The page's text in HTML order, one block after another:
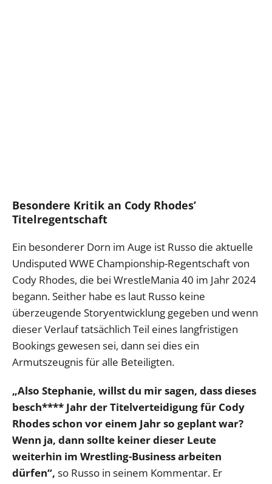
Besondere Kritik an Cody Rhodes’
Titelregentschaft
Ein besonderer Dorn im Auge ist Russo die aktuelle
Undisputed WWE Championship-Regentschaft von
Cody Rhodes, die bei WrestleMania 40 im Jahr 2024
begann. Seither habe es laut Russo keine
überzeugende Storyentwicklung gegeben und wenn
dieser Verlauf tatsächlich Teil eines langfristigen
Bookings gewesen sei, dann sei dies ein
Armutszeugnis für alle Beteiligten.
„Also Stephanie, willst du mir sagen, dass dieses
besch**** Jahr der Titelverteidigung für Cody
Rhodes schon vor einem Jahr so geplant war?
Wenn ja, dann sollte keiner dieser Leute
weiterhin im Wrestling-Business arbeiten
dürfen“, so Russo in seinem Kommentar. Er